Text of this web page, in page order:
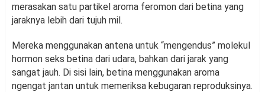
merasakan satu partikel aroma feromon dari betina yang
jaraknya lebih dari tujuh mil.
Mereka menggunakan antena untuk “mengendus” molekul
hormon seks betina dari udara, bahkan dari jarak yang
sangat jauh. Di sisi lain, betina menggunakan aroma
ngengat jantan untuk memeriksa kebugaran reproduksinya.